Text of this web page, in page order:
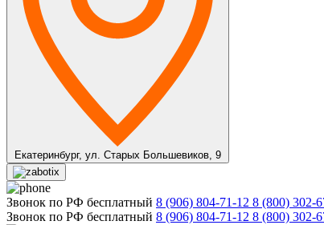
Екатеринбург, ул. Старых Большевиков, 9
Звонок по РФ бесплатный 8 (906) 804-71-12 8 (800) 302-
Звонок по РФ бесплатный 8 (906) 804-71-12 8 (800) 302-